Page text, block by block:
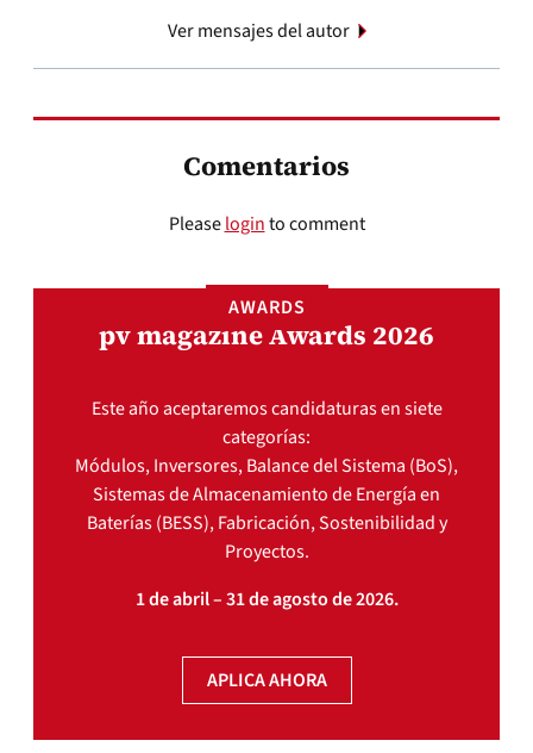
Ver mensajes del autor
Comentarios
Pleaseloginto comment
AWARDS
pv magazine Awards 2026
Este año aceptaremos candidaturas en siete
categorías:
Módulos, Inversores, Balance del Sistema (BoS),
Sistemas de Almacenamiento de Energía en
Baterías (BESS), Fabricación, Sostenibilidad y
Proyectos.
1 de abril – 31 de agosto de 2026.
APLICA AHORA